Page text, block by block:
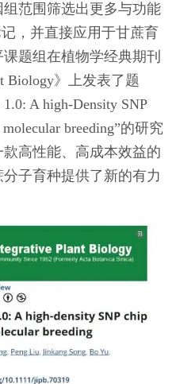
范围筛选出更多与功能
，并直接应用于甘蔗育
题组在植物学经典期刊
Biology》上发表了题
1.0: A high-Density SNP
breeding”的研究
高性能、高成本效益的
子育种提供了新的有力